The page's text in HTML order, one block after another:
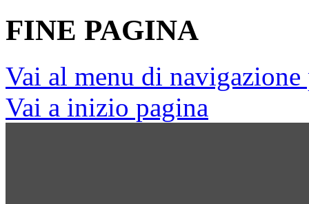
FINE PAGINA
Vai al menu di
Vai a inizio pagina